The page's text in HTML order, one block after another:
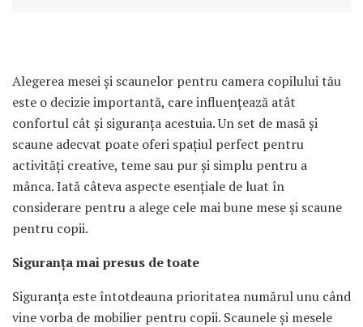
Alegerea mesei și scaunelor pentru camera copilului tău
este o decizie importantă, care influențează atât
confortul cât și siguranța acestuia. Un set de masă și
scaune adecvat poate oferi spațiul perfect pentru
activități creative, teme sau pur și simplu pentru a
mânca. Iată câteva aspecte esențiale de luat în
considerare pentru a alege cele mai bune mese și scaune
pentru copii.
Siguranța mai presus de toate
Siguranța este întotdeauna prioritatea numărul unu când
vine vorba de mobilier pentru copii. Scaunele și mesele